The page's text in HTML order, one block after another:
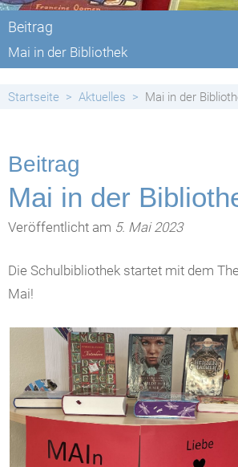
Beitrag
Mai in der Bibliothek
Startseite Aktuelles Mai in der
Beitrag
Mai in der
Veröffentlicht am 5. Mai 2023
Die Schulbibliothek startet mit dem
Mai!